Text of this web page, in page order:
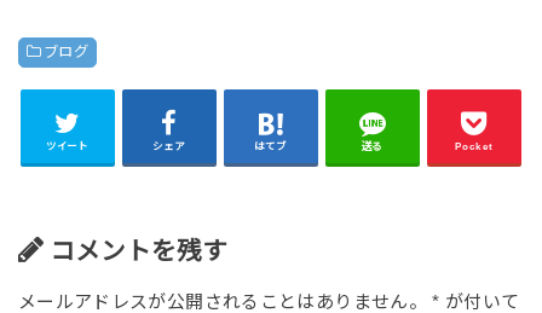
ブログ
ツイート シェア はてブ 送る Pocket
コメントを残す
メールアドレスが公開されることはありません。 * が付いて